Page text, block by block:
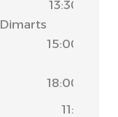
Dimarts
13:30
15:00
18:00
11:00